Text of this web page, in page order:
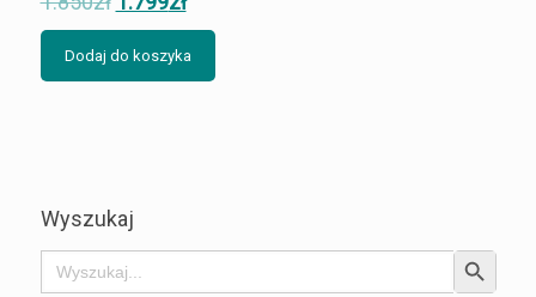
Dodaj do koszyka
Wyszukaj
Search
for:
Search Button